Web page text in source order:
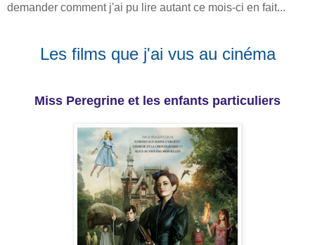
demander comment j'ai pu lire autant ce mois-ci en fait...
Les films que j'ai vus au cinéma
Miss Peregrine et les enfants particuliers